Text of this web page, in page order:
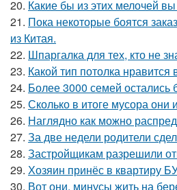
20. Какие бы из этих мелочей
21. Пока некоторые боятся
из Китая.
22. Шпаргалка для тех, кто не
23. Какой тип потолка нравится
24. Более 3000 семей остались
25. Сколько в итоге мусора они
26. Наглядно как можно
27. За две недели родители
28. Застройщикам разрешили
29. Хозяин принёс в квартиру
30. Вот они, минусы жить на